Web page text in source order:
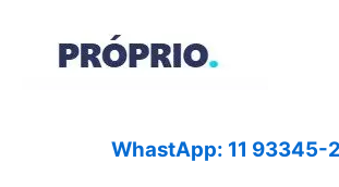
WhastApp: 11 93345-